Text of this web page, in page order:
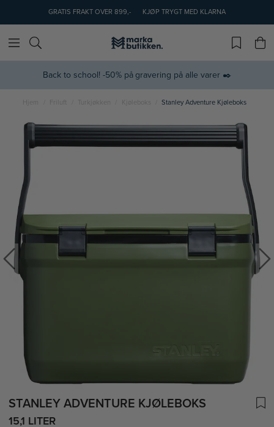
GRATIS FRAKT OVER 899,- KJØP TRYGT MED KLARNA
Back to school! -50% på gravering på alle varer ✒️
Hjem Friluft Turkjøkken Kjøleboks Stanley Adventure Kjøleboks
STANLEY ADVENTURE KJØLEBOKS
15,1 LITER